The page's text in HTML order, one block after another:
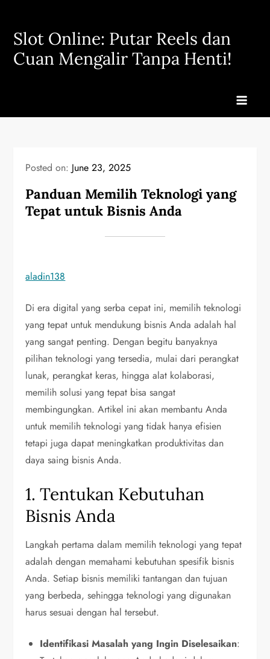
contentSlot Online: Putar Reels dan
Cuan Mengalir Tanpa Henti!
Posted on: June 23, 2025
Panduan Memilih Teknologi yang
Tepat untuk Bisnis Anda
aladin138
Di era digital yang serba cepat ini, memilih teknologi
yang tepat untuk mendukung bisnis Anda adalah hal
yang sangat penting. Dengan begitu banyaknya
pilihan teknologi yang tersedia, mulai dari perangkat
lunak, perangkat keras, hingga alat kolaborasi,
memilih solusi yang tepat bisa sangat
membingungkan. Artikel ini akan membantu Anda
untuk memilih teknologi yang tidak hanya efisien
tetapi juga dapat meningkatkan produktivitas dan
daya saing bisnis Anda.
1. Tentukan Kebutuhan
Bisnis Anda
Langkah pertama dalam memilih teknologi yang tepat
adalah dengan memahami kebutuhan spesifik bisnis
Anda. Setiap bisnis memiliki tantangan dan tujuan
yang berbeda, sehingga teknologi yang digunakan
harus sesuai dengan hal tersebut.
Identifikasi Masalah yang Ingin Diselesaikan: